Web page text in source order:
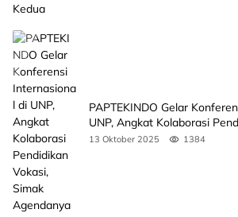
PAPTEKINDO Gelar
UNP, Angkat Kolaborasi
Agendanya
13 Oktober 2025 1384